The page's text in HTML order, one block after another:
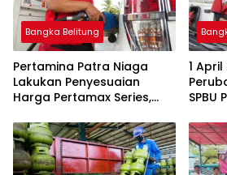
Bangka Belitung
Pertamina Patra Niaga
Lakukan Penyesuaian
Harga Pertamax Series,
Subsidi Tetap
1
SPBU